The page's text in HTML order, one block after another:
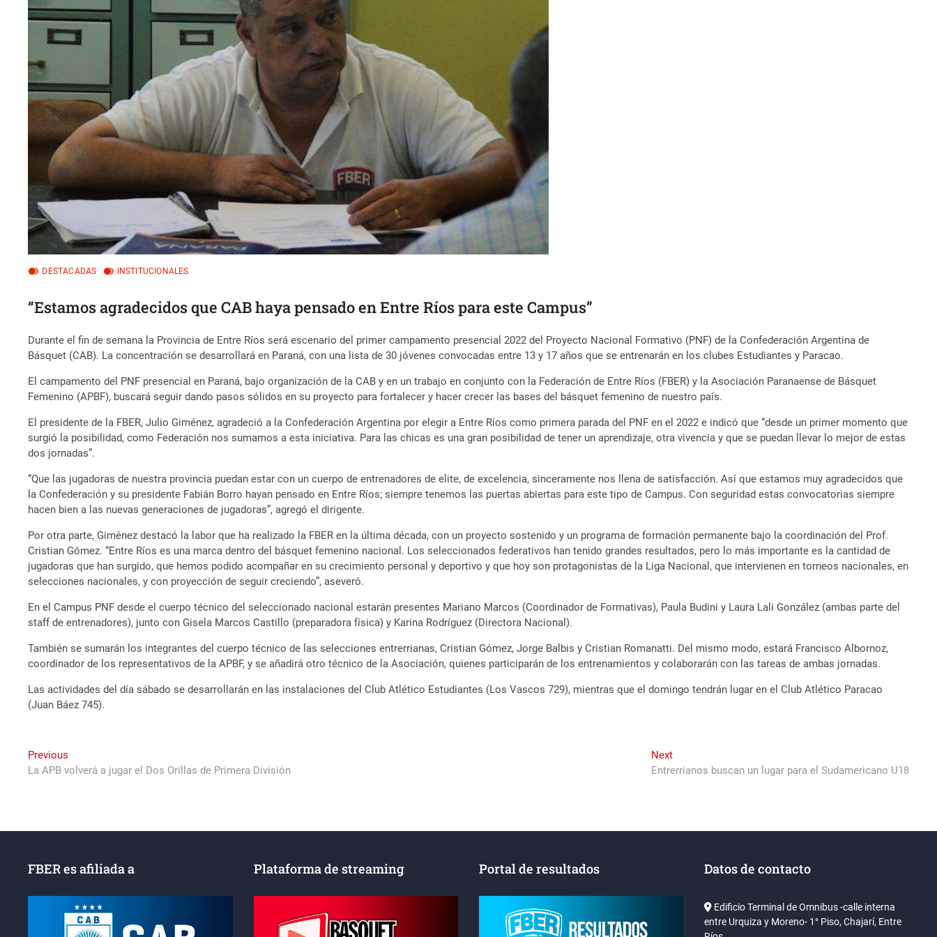
DESTACADAS INSTITUCIONALES
“Estamos agradecidos que CAB haya pensado en Entre Ríos para este Campus”
Durante el fin de semana la Provincia de Entre Ríos será escenario del primer campamento presencial 2022 del Proyecto Nacional Formativo (PNF) de la Confederación Argentina de
Básquet (CAB). La concentración se desarrollará en Paraná, con una lista de 30 jóvenes convocadas entre 13 y 17 años que se entrenarán en los clubes Estudiantes y Paracao.
El campamento del PNF presencial en Paraná, bajo organización de la CAB y en un trabajo en conjunto con la Federación de Entre Ríos (FBER) y la Asociación Paranaense de Básquet
Femenino (APBF), buscará seguir dando pasos sólidos en su proyecto para fortalecer y hacer crecer las bases del básquet femenino de nuestro país.
El presidente de la FBER, Julio Giménez, agradeció a la Confederación Argentina por elegir a Entre Ríos como primera parada del PNF en el 2022 e indicó que “desde un primer momento que
surgió la posibilidad, como Federación nos sumamos a esta iniciativa. Para las chicas es una gran posibilidad de tener un aprendizaje, otra vivencia y que se puedan llevar lo mejor de estas
dos jornadas”.
“Que las jugadoras de nuestra provincia puedan estar con un cuerpo de entrenadores de elite, de excelencia, sinceramente nos llena de satisfacción. Así que estamos muy agradecidos que
la Confederación y su presidente Fabián Borro hayan pensado en Entre Ríos; siempre tenemos las puertas abiertas para este tipo de Campus. Con seguridad estas convocatorias siempre
hacen bien a las nuevas generaciones de jugadoras”, agregó el dirigente.
Por otra parte, Giménez destacó la labor que ha realizado la FBER en la última década, con un proyecto sostenido y un programa de formación permanente bajo la coordinación del Prof.
Cristian Gómez. “Entre Ríos es una marca dentro del básquet femenino nacional. Los seleccionados federativos han tenido grandes resultados, pero lo más importante es la cantidad de
jugadoras que han surgido, que hemos podido acompañar en su crecimiento personal y deportivo y que hoy son protagonistas de la Liga Nacional, que intervienen en torneos nacionales, en
selecciones nacionales, y con proyección de seguir creciendo”, aseveró.
En el Campus PNF desde el cuerpo técnico del seleccionado nacional estarán presentes Mariano Marcos (Coordinador de Formativas), Paula Budini y Laura Lali González (ambas parte del
staff de entrenadores), junto con Gisela Marcos Castillo (preparadora física) y Karina Rodríguez (Directora Nacional).
También se sumarán los integrantes del cuerpo técnico de las selecciones entrerrianas, Cristian Gómez, Jorge Balbis y Cristian Romanatti. Del mismo modo, estará Francisco Albornoz,
coordinador de los representativos de la APBF, y se añadirá otro técnico de la Asociación, quienes participarán de los entrenamientos y colaborarán con las tareas de ambas jornadas.
Las actividades del día sábado se desarrollarán en las instalaciones del Club Atlético Estudiantes (Los Vascos 729), mientras que el domingo tendrán lugar en el Club Atlético Paracao
(Juan Báez 745).
Navegación
de
Previous
post:
La APB volverá a jugar el Dos Orillas de Primera División
NextNext
post:
Entrerrianos buscan un lugar para el Sudamericano U18
FBER es afiliada a Plataforma de streaming Portal de resultados Datos de contacto
Edificio Terminal de Omnibus -calle interna
entre Urquiza y Moreno- 1° Piso, Chajarí, Entre